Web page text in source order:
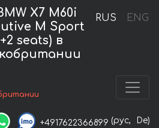
RUS ENG
X7 M60i
M Sport
seats) в
+4917622366899 (рус, De)